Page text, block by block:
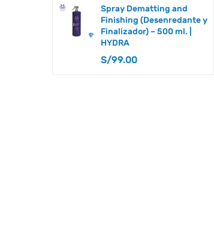
OTROS COMPLEMENTOS
PEINES
PEINETAS - RECALCES
Spray Dematting and
Finishing (Desenredante y
Finalizador) – 500 ml. |
HYDRA
S/99.00